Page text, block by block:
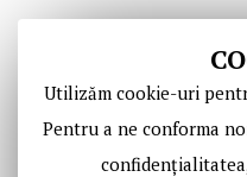
Utilizăm cookie-uri
Pentru a ne conforma
Copyright ©